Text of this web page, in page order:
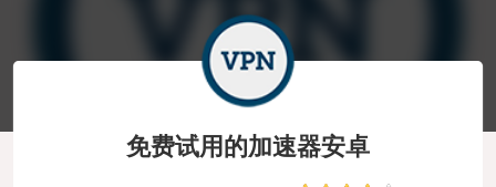
免费试用的加速器安卓